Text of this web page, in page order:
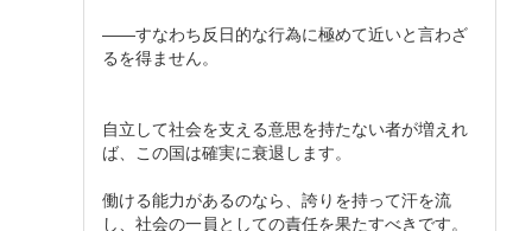
――すなわち反日的な行為に極めて近いと言わざ
るを得ません。
自立して社会を支える意思を持たない者が増えれ
ば、この国は確実に衰退します。
働ける能力があるのなら、誇りを持って汗を流
し、社会の一員としての責任を果たすべきです。